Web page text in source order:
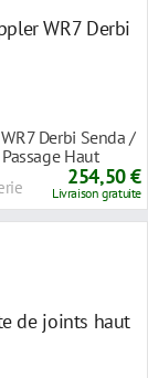
Derbi Senda /
Haut
254,50 €
Livraison gratuite